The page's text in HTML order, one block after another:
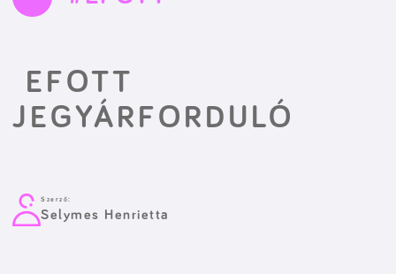
EFOTT
JEGYÁRFORDULÓ
Szerző:
Selymes Henrietta